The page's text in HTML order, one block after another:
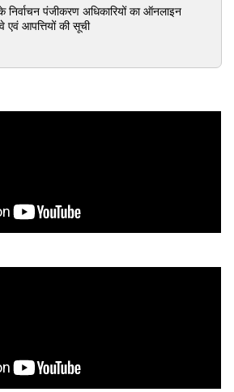
निर्वाचन पंजीकरण अधिकारियों का ऑनलाइन
एवं आपत्तियों की सूची